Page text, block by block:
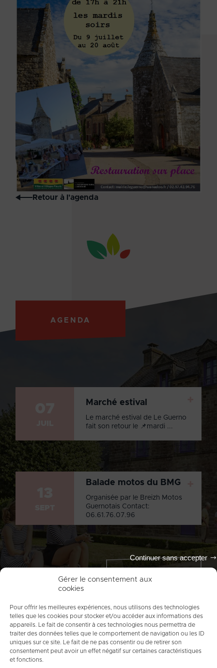
Gérer le consentement aux
cookies
Pour offrir les meilleures expériences, nous utilisons des technologies
telles que les cookies pour stocker et/ou accéder aux informations des
appareils. Le fait de consentir à ces technologies nous permettra de
traiter des données telles que le comportement de navigation ou les ID
uniques sur ce site. Le fait de ne pas consentir ou de retirer son
consentement peut avoir un effet négatif sur certaines caractéristiques
et fonctions.
Continuer sans accepter
Retour à l'agenda
AGENDA
Marché estival
Le marché estival de Le Guerno
fait son retour le 📌mardi ...
Balade motos du BMG
Organisée par le Breizh Motos
Guernotais Contact:
06.61.76.07.96